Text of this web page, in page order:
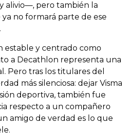
alivio—, pero también la
no formará parte de ese
estable y centrado como
a Decathlon representa una
Pero tras los titulares del
más silenciosa: dejar Visma
deportiva, también fue
respecto a un compañero
amigo de verdad es lo que